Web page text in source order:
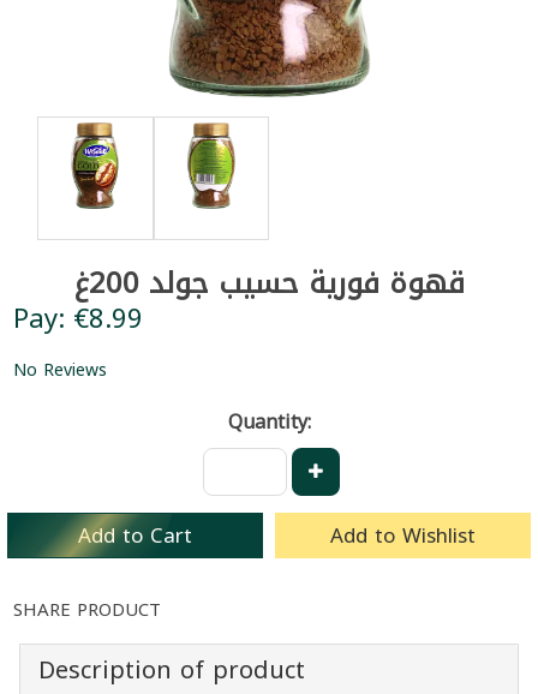
قهوة فورية حسيب جولد 200غ
Pay: €8.99
No Reviews
Quantity:
Add to Cart Add to Wishlist
SHARE PRODUCT
Description of product